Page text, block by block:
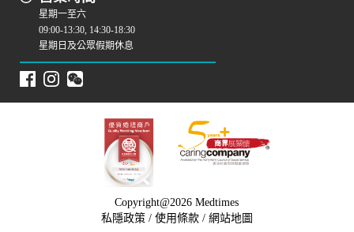
星期一至六
09:00-13:30, 14:30-18:30
星期日及公眾假期休息
Copyright@2026 Medtimes
私隱政策 / 使用條款/ 網站地圖